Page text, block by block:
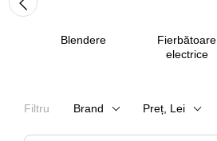
Blendere
Fierbătoare
electrice
Filtru Brand Preț, Lei